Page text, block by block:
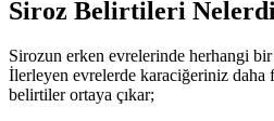
Siroz Belirtileri
Sirozun erken evrelerinde herhangi
İlerleyen evrelerde karaciğeriniz daha
belirtiler ortaya çıkar;